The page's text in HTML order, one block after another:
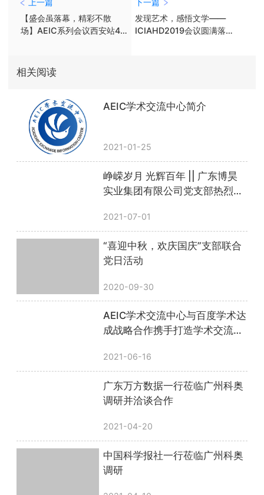
上一篇
【盛会虽落幕，精彩不散
场】AEIC系列会议西安站4
下一篇
发现艺术，感悟文学——
ICIAHD2019会议圆满落
相关阅读
AEIC学术交流中心简介
2021-01-25
峥嵘岁月 光辉百年 || 广东博昊
实业集团有限公司党支部热烈庆
2021-07-01
“喜迎中秋，欢庆国庆”支部联合
党日活动
2020-09-30
AEIC学术交流中心与百度学术达
成战略合作携手打造学术交流平
2021-06-16
广东万方数据一行莅临广州科奥
调研并洽谈合作
2021-04-20
中国科学报社一行莅临广州科奥
调研